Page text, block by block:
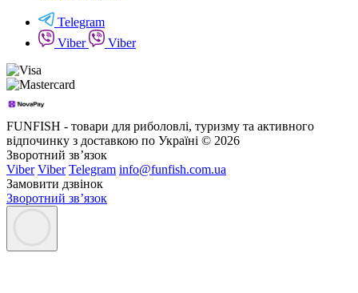
Telegram
Viber
Viber
FUNFISH - товари для риболовлі, туризму та активного
відпочинку з доставкою по Україні © 2026
Зворотний зв’язок
Viber Viber Telegram info@funfish.com.ua
Замовити дзвінок
Зворотний зв’язок